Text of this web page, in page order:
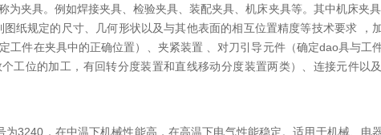
为夹具。例如焊接夹具、检验夹具、装配夹具、机床夹具等。其中机床夹
纸规定的尺寸、几何形状以及与其他表面的相互位置精度等技术要求 ，
工件在夹具中的正确位置）、夹紧装置 、对刀引导元件（确定dao具与工
工位的加工，有回转分度装置和直线移动分度装置两类）、连接元件以
为3240，在中温下机械性能高，在高温下电气性能稳定。适用于机械、电